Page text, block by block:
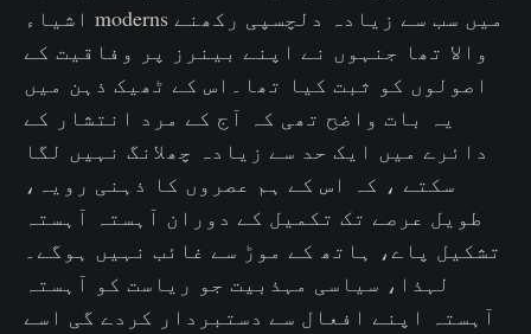
اشیاء moderns میں سب سے زیادہ دلچسپی رکھنے
والا تھا جنہوں نے اپنے بینرز پر وفاقیت کے
اصولوں کو ثبت کیا تھا۔اس کے ٹھیک ذہن میں
یہ بات واضح تھی کہ آج کے مرد انتشار کے
دائرے میں ایک حد سے زیادہ چھلانگ نہیں لگا
سکتے ، کہ اس کے ہم عصروں کا ذہنی رویہ،
طویل عرصے تک تکمیل کے دوران آہستہ آہستہ
تشکیل پاے، ہاتھ کے موڑ سے غائب نہیں ہوگے۔
لہذا، سیاسی مہذبیت جو ریاست کو آہستہ
آہستہ اپنے افعال سے دستبردار کردے گی اسے